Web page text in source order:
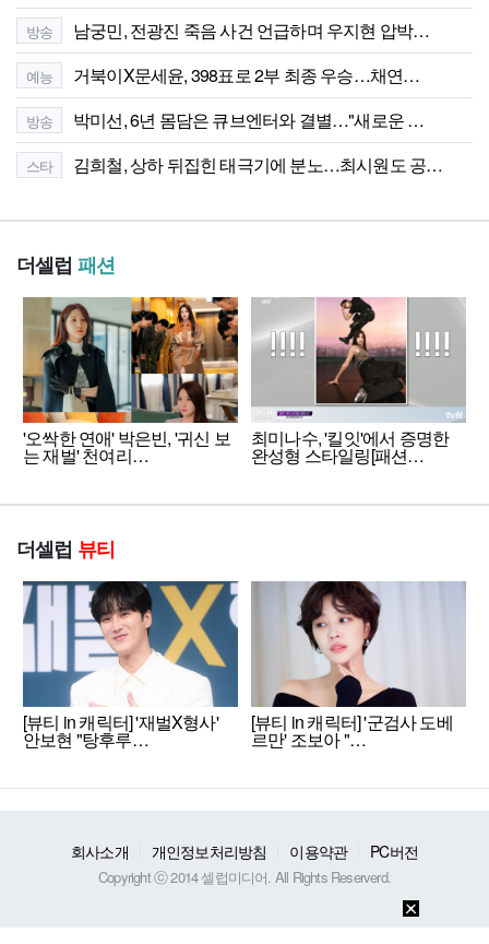
방송 남궁민, 전광진 죽음 사건 언급하며 우지현 압박…
예능 거북이X문세윤, 398표로 2부 최종 우승…채연…
방송 박미선, 6년 몸담은 큐브엔터와 결별…"새로운 …
스타 김희철, 상하 뒤집힌 태극기에 분노…최시원도 공…
더셀럽 패션
'오싹한 연애' 박은빈, '귀신 보
는 재벌' 천여리…
최미나수, '킬잇'에서 증명한
완성형 스타일링[패션…
더셀럽 뷰티
[뷰티 in 캐릭터] '재벌X형사'
안보현 "탕후루…
[뷰티 in 캐릭터] '군검사 도베
르만' 조보아 "…
회사소개 개인정보처리방침 이용약관 PC버전
Copyright ⓒ 2014 셀럽미디어. All Rights Reserverd.